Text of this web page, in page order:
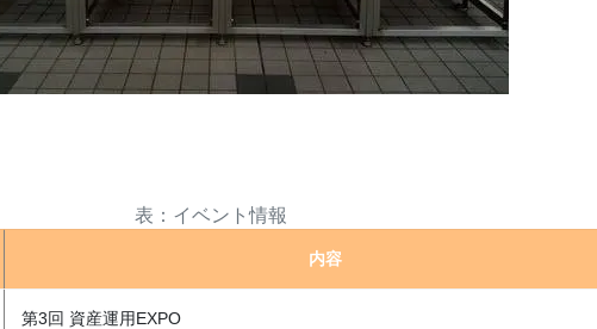
イベント情報
内容
第3回 資産運用EXPO